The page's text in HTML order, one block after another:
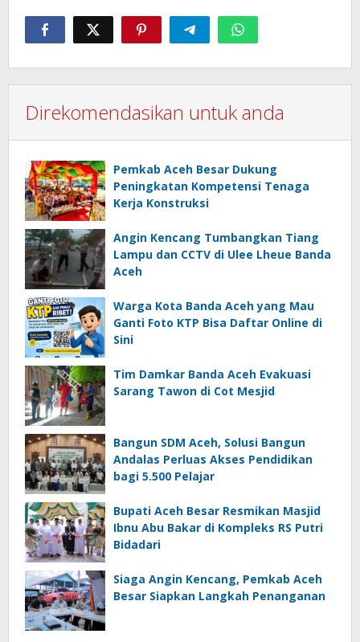
Direkomendasikan untuk anda
Pemkab Aceh Besar Dukung
Peningkatan Kompetensi Tenaga
Kerja Konstruksi
Angin Kencang Tumbangkan Tiang
Lampu dan CCTV di Ulee Lheue Banda
Aceh
Warga Kota Banda Aceh yang Mau
Ganti Foto KTP Bisa Daftar Online di
Sini
Tim Damkar Banda Aceh Evakuasi
Sarang Tawon di Cot Mesjid
Bangun SDM Aceh, Solusi Bangun
Andalas Perluas Akses Pendidikan
bagi 5.500 Pelajar
Bupati Aceh Besar Resmikan Masjid
Ibnu Abu Bakar di Kompleks RS Putri
Bidadari
Siaga Angin Kencang, Pemkab Aceh
Besar Siapkan Langkah Penanganan